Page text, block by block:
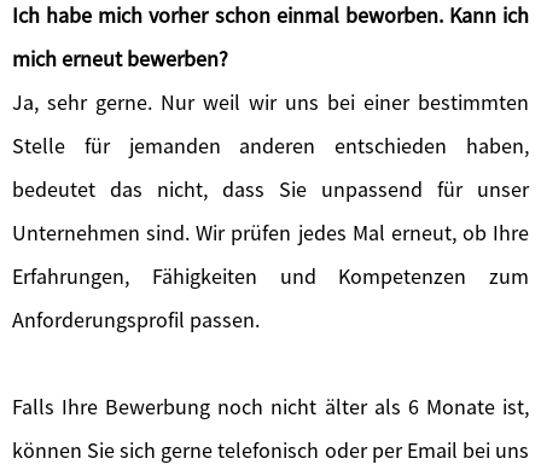
Ich habe mich vorher schon einmal beworben. Kann ich
mich erneut bewerben?
Ja, sehr gerne. Nur weil wir uns bei einer bestimmten
Stelle für jemanden anderen entschieden haben,
bedeutet das nicht, dass Sie unpassend für unser
Unternehmen sind. Wir prüfen jedes Mal erneut, ob Ihre
Erfahrungen, Fähigkeiten und Kompetenzen zum
Anforderungsprofil passen.
Falls Ihre Bewerbung noch nicht älter als 6 Monate ist,
können Sie sich gerne telefonisch oder per Email bei uns